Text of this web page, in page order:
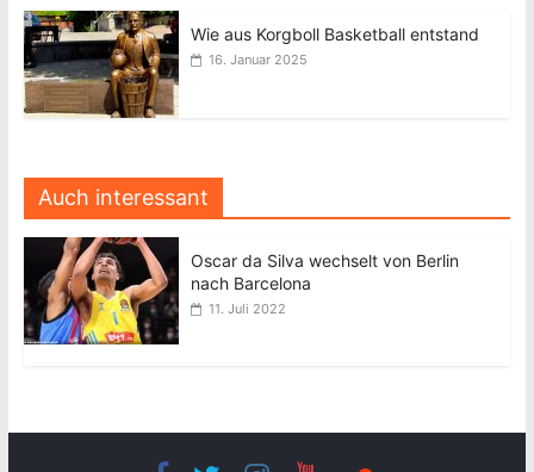
Wie aus Korgboll Basketball entstand
16. Januar 2025
Auch interessant
Oscar da Silva wechselt von Berlin
nach Barcelona
11. Juli 2022